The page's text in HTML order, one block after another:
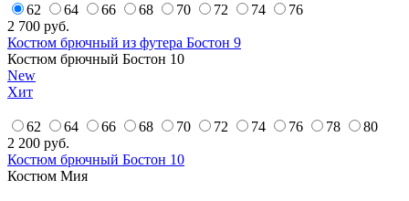
62 64 66 68 70 72 74
76
2 700 руб.
Костюм брючный из футера Бостон 9
Костюм брючный Бостон 10
New
Хит
62 64 66 68 70 72 74 76 78
80
2 200 руб.
Костюм брючный Бостон 10
Костюм Мия